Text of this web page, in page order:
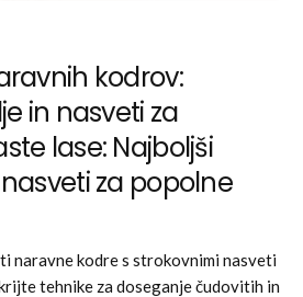
kodrov:
in nasveti za
lase: Najboljši
za popolne
naravne kodre s strokovnimi nasveti
tehnike za doseganje čudovitih in